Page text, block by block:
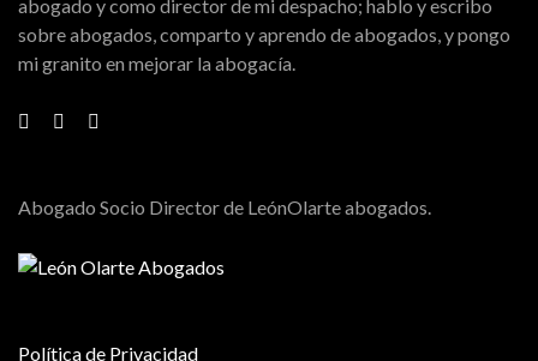
abogado y como director de mi despacho; hablo y escribo
sobre abogados, comparto y aprendo de abogados, y pongo
mi granito en mejorar la abogacía.
Abogado Socio Director de LeónOlarte abogados.
Política de Privacidad